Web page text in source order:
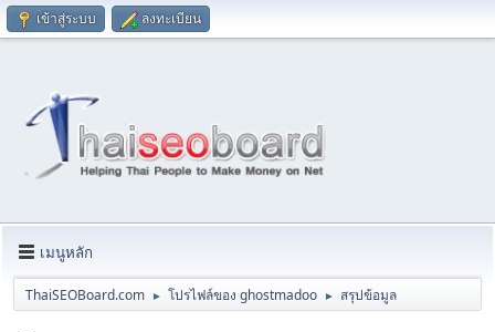
เข้าสู่ระบบ ลงทะเบียน
เมนูหลัก
ThaiSEOBoard.com ► โปรไฟล์ของ ghostmadoo ► สรุปข้อมูล